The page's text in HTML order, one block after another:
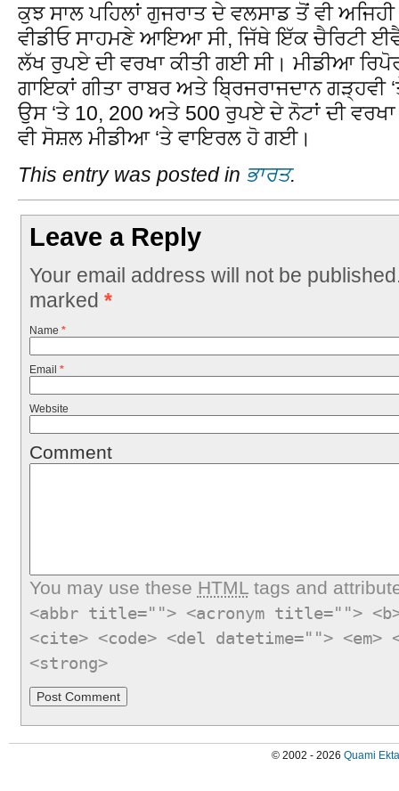
ਕੁਝ ਸਾਲ ਪਹਿਲਾਂ ਗੁਜਰਾਤ ਦੇ ਵਲਸਾਡ ਤੋਂ ਵੀ
ਵੀਡੀਓ ਸਾਹਮਣੇ ਆਇਆ ਸੀ, ਜਿੱਥੇ ਇੱਕ ਚੈਰਿਟੀ
ਲੱਖ ਰੁਪਏ ਦੀ ਵਰਖਾ ਕੀਤੀ ਗਈ ਸੀ। ਮੀਡੀਆ
ਗਾਇਕਾਂ ਗੀਤਾ ਰਾਬਰ ਅਤੇ ਬ੍ਰਿਜਰਾਜਦਾਨ
ਉਸ ‘ਤੇ 10, 200 ਅਤੇ 500 ਰੁਪਏ ਦੇ ਨੋਟਾਂ ਦੀ
ਵੀ ਸੋਸ਼ਲ ਮੀਡੀਆ ‘ਤੇ ਵਾਇਰਲ ਹੋ ਗਈ।
This entry was posted in ਭਾਰਤ.
Leave a Reply
Your email address will not be
marked *
Name *
Email *
Website
Comment
You may use these HTMLtags and
<abbr title=""> <acronym title="">
<cite> <code> <del datetime="">
<strong>
© 2002 - 2026 Quami